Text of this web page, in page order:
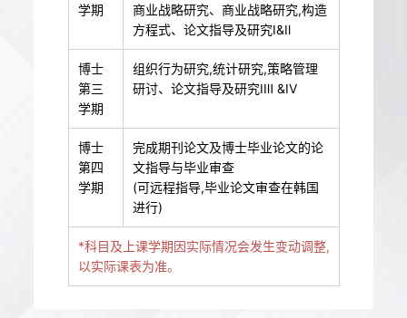
学期
商业战略研究、商业战略研究,构造
方程式、论文指导及研究I&Il
博士
第三
学期
组织行为研究,统计研究,策略管理
研讨、论文指导及研究IⅢ &IV
博士
第四
学期
完成期刊论文及博士毕业论文的论
文指导与毕业审查
(可远程指导,毕业论文审查在韩国
进行)
*科目及上课学期因实际情况会发生变动调整,
以实际课表为准。